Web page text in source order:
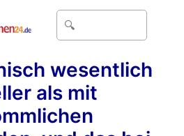
wesentlich
als mit